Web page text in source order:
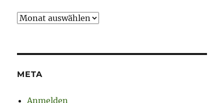
Archiv
META
Anmelden